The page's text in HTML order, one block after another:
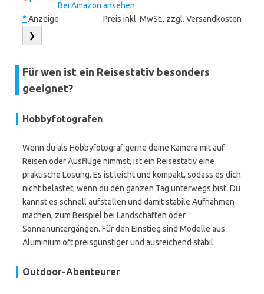
Bei Amazon ansehen
* Anzeige Preis inkl. MwSt., zzgl. Versandkosten
❯
Für wen ist ein Reisestativ besonders
geeignet?
Hobbyfotografen
Wenn du als Hobbyfotograf gerne deine Kamera mit auf
Reisen oder Ausflüge nimmst, ist ein Reisestativ eine
praktische Lösung. Es ist leicht und kompakt, sodass es dich
nicht belastet, wenn du den ganzen Tag unterwegs bist. Du
kannst es schnell aufstellen und damit stabile Aufnahmen
machen, zum Beispiel bei Landschaften oder
Sonnenuntergängen. Für den Einstieg sind Modelle aus
Aluminium oft preisgünstiger und ausreichend stabil.
Outdoor-Abenteurer